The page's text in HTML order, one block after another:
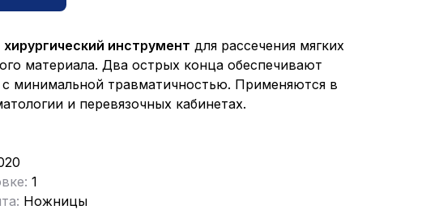
хирургический инструмент для рассечения мягких
материала. Два острых конца обеспечивают
с минимальной травматичностью. Применяются в
и перевязочных кабинетах.
1
Ножницы